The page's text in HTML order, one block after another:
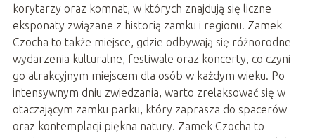
korytarzy oraz komnat, w których znajdują się liczne
eksponaty związane z historią zamku i regionu. Zamek
Czocha to także miejsce, gdzie odbywają się różnorodne
wydarzenia kulturalne, festiwale oraz koncerty, co czyni
go atrakcyjnym miejscem dla osób w każdym wieku. Po
intensywnym dniu zwiedzania, warto zrelaksować się w
otaczającym zamku parku, który zaprasza do spacerów
oraz kontemplacji piękna natury. Zamek Czocha to